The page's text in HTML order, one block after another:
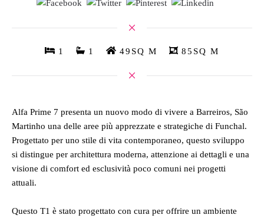
1 1 49SQ M 85SQ M
Alfa Prime 7 presenta un nuovo modo di vivere a Barreiros, São
Martinho una delle aree più apprezzate e strategiche di Funchal.
Progettato per uno stile di vita contemporaneo, questo sviluppo
si distingue per architettura moderna, attenzione ai dettagli e una
visione di comfort ed esclusività poco comuni nei progetti
attuali.
Questo T1 è stato progettato con cura per offrire un ambiente